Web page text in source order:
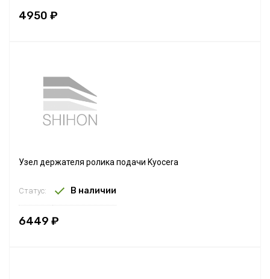
4950 ₽
Узел держателя ролика подачи Kyocera
Статус: В наличии
6449 ₽